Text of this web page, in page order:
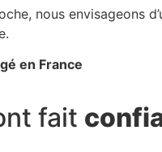
nous envisageons
en France
fait